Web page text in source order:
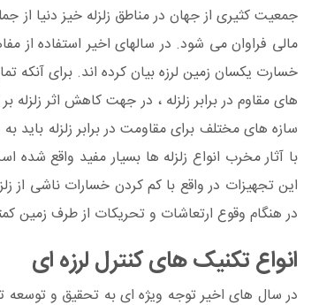
جمعیت کثیری از جهان در مناطق زلزله خیزدنیا از
مالی فراوان می شود. در سالهای اخیر استفاده از
خسارت یکسان زمین لرزه بیان کرده اند. برای آنکه
های مقاوم در برابر زلزله ، در جهت کاهش اثرزلزله
سازه های مختلف برای مقاومت در برابر زلزله
با آثار مخرب انواع زلزله ها بسیار مفید واقع شده
این تجهیزات در واقع با کم کردن خسارات ناشی
در هنگام وقوع ارتعاشات و تحریکات از طرف زمین
انواع تکنیک های کنترل لرزه ای
در سال های اخیر توجه ویژه ای به تحقیق و توسعه